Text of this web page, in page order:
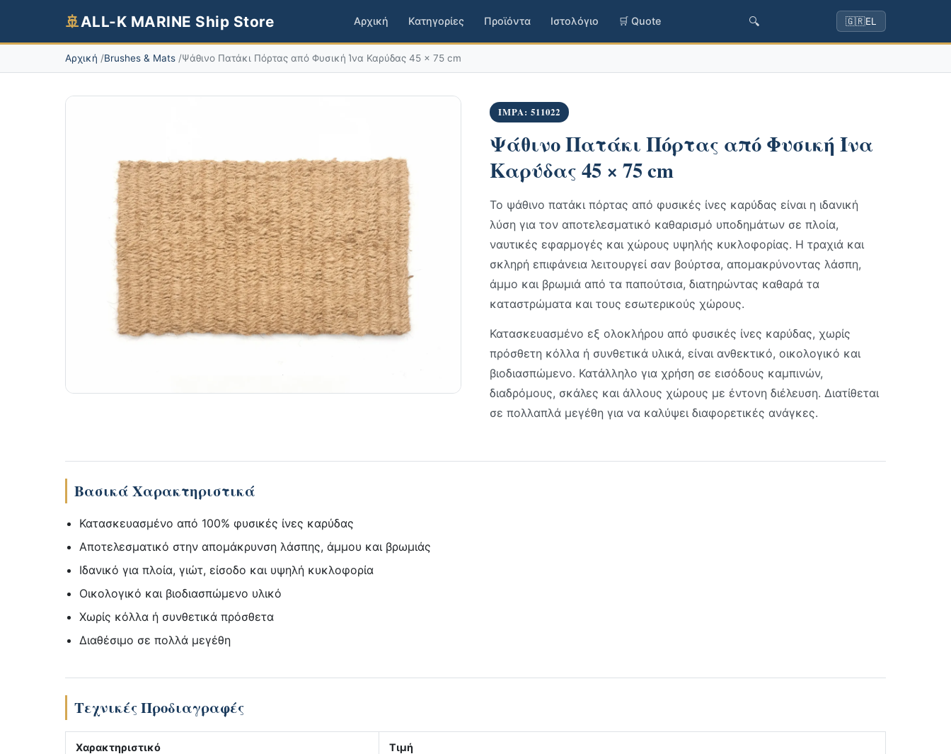
🚢ALL-K MARINE Ship Store Αρχική Κατηγορίες Προϊόντα Ιστολόγιο 🛒 Quote 🔍 🇬🇷EL
Αρχική Brushes & Mats Ψάθινο Πατάκι Πόρτας από Φυσική Ίνα Καρύδας 45 × 75 cm
IMPA: 511022
Ψάθινο Πατάκι Πόρτας από Φυσική Ίνα
Καρύδας 45 × 75 cm
Το ψάθινο πατάκι πόρτας από φυσικές ίνες καρύδας είναι η ιδανική
λύση για τον αποτελεσματικό καθαρισμό υποδημάτων σε πλοία,
ναυτικές εφαρμογές και χώρους υψηλής κυκλοφορίας. Η τραχιά και
σκληρή επιφάνεια λειτουργεί σαν βούρτσα, απομακρύνοντας λάσπη,
άμμο και βρωμιά από τα παπούτσια, διατηρώντας καθαρά τα
καταστρώματα και τους εσωτερικούς χώρους.
Κατασκευασμένο εξ ολοκλήρου από φυσικές ίνες καρύδας, χωρίς
πρόσθετη κόλλα ή συνθετικά υλικά, είναι ανθεκτικό, οικολογικό και
βιοδιασπώμενο. Κατάλληλο για χρήση σε εισόδους καμπινών,
διαδρόμους, σκάλες και άλλους χώρους με έντονη διέλευση. Διατίθεται
σε πολλαπλά μεγέθη για να καλύψει διαφορετικές ανάγκες.
Βασικά Χαρακτηριστικά
Κατασκευασμένο από 100% φυσικές ίνες καρύδας
Αποτελεσματικό στην απομάκρυνση λάσπης, άμμου και βρωμιάς
Ιδανικό για πλοία, γιώτ, είσοδο και υψηλή κυκλοφορία
Οικολογικό και βιοδιασπώμενο υλικό
Χωρίς κόλλα ή συνθετικά πρόσθετα
Διαθέσιμο σε πολλά μεγέθη
Τεχνικές Προδιαγραφές
Χαρακτηριστικό Τιμή